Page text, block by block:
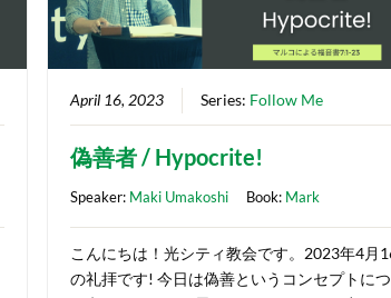
April 16, 2023 Series: Follow Me
偽善者 / Hypocrite!
Speaker: Maki Umakoshi Book: Mark
こんにちは！光シティ教会です。2023年4月
の礼拝です! 今日は偽善というコンセプトに